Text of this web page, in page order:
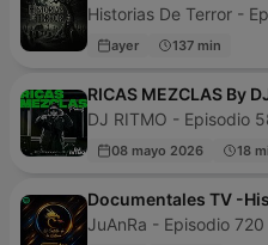
Historias De Terror -
ayer 137 min
RICAS MEZCLAS By
DJ RITMO - Episodio
08 mayo 2026 18
Documentales TV -
JuAnRa - Episodio 720